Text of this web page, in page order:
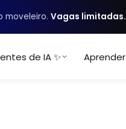
moveleiro. Vagas limitadas.
de IA ✨ Aprender